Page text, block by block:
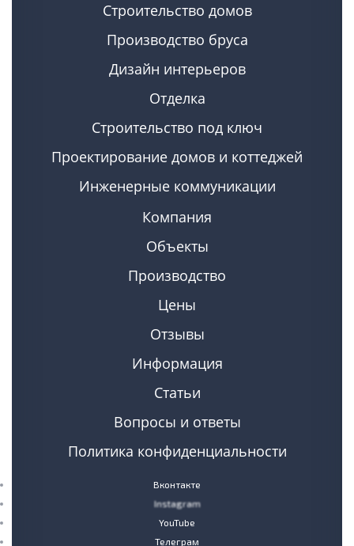
Строительство домов
Производство бруса
Дизайн интерьеров
Отделка
Строительство под ключ
Проектирование домов и коттеджей
Инженерные коммуникации
Компания
Объекты
Производство
Цены
Отзывы
Информация
Статьи
Вопросы и ответы
Политика конфиденциальности
Вконтакте
Instagram
YouTube
Телеграм